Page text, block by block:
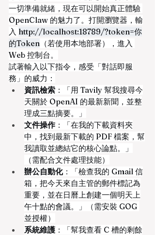
一切準備就緒，現在可以開始真正體驗
OpenClaw 的魅力了。打開瀏覽器，輸
入 http://localhost:18789/?token=你
的Token （若使用本地部署），進入
Web 控制台。
試著輸入以下指令，感受「對話即服
務」的威力：
資訊檢索 ：「用 Tavily 幫我搜尋今
天關於 OpenAI 的最新新聞，並整
理成三點摘要。」
文件操作 ：「在我的下載資料夾
中，找到最新下載的 PDF 檔案，幫
我讀取並總結它的核心論點。」
（需配合文件處理技能）
辦公自動化 ：「檢查我的 Gmail 信
箱，把今天來自主管的郵件標記為
重要，並在日曆上創建一個明天上
午十點的會議。」（需安裝 GOG
並授權）
系統維護 ：「幫我查看 C 槽的剩餘